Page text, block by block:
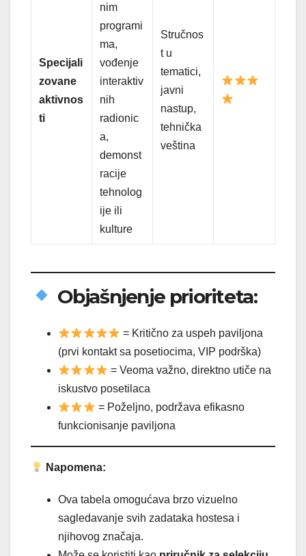
Specijali
zovane
aktivnos
ti
nim
programi
ma,
vođenje
interaktiv
nih
radionic
a,
demonst
racije
tehnolog
ije ili
kulture
Stručnos
t u
tematici,
javni
nastup,
tehnička
veština
Objašnjenje prioriteta:
= Kritično za uspeh paviljona
(prvi kontakt sa posetiocima, VIP podrška)
= Veoma važno, direktno utiče na
iskustvo posetilaca
= Poželjno, podržava efikasno
funkcionisanje paviljona
Napomena:
Ova tabela omogućava brzo vizuelno
sagledavanje svih zadataka hostesa i
njihovog značaja.